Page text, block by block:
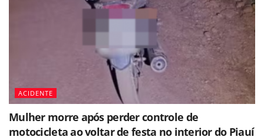
ACIDENTE
Mulher morre após perder controle de
motocicleta ao voltar de festa no interior do Piauí